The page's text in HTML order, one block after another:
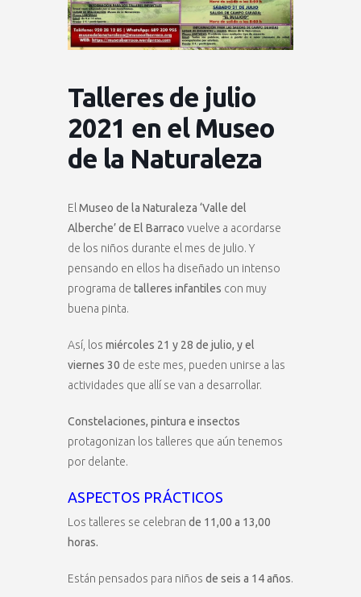
Talleres de julio
2021 en el Museo
de la Naturaleza
El Museo de la Naturaleza ‘Valle del
Alberche’ de El Barraco vuelve a acordarse
de los niños durante el mes de julio. Y
pensando en ellos ha diseñado un intenso
programa de talleres infantiles con muy
buena pinta.
Así, los miércoles 21 y 28 de julio, y el
viernes 30 de este mes, pueden unirse a las
actividades que allí se van a desarrollar.
Constelaciones, pintura e insectos
protagonizan los talleres que aún tenemos
por delante.
ASPECTOS PRÁCTICOS
Los talleres se celebran de 11,00 a 13,00
horas.
Están pensados para niños de seis a 14 años.